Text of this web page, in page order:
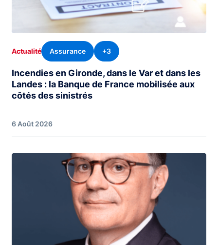
Actualité Assurance +3
Incendies en Gironde, dans le Var et dans les
Landes : la Banque de France mobilisée aux
côtés des sinistrés
6 Août 2026
Image